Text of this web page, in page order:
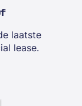
laatste
lease.